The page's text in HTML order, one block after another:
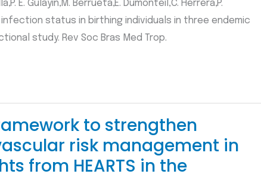
E. Gulayin,M. Berrueta,E. Dumonteil,C. Herrera,P.
infection status in birthing individuals in three endemic
study. Rev Soc Bras Med Trop.
to strengthen
risk management in
from HEARTS in the